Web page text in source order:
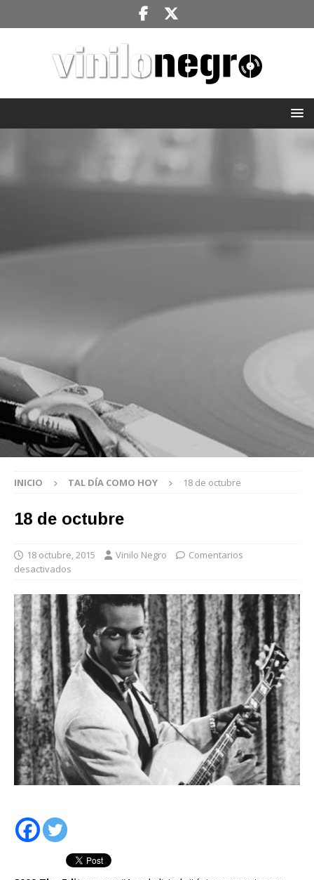
INICIO TAL DÍA COMO HOY 18 de octubre
18 de octubre
18 octubre, 2015 Vinilo Negro
Comentarios
desactivados